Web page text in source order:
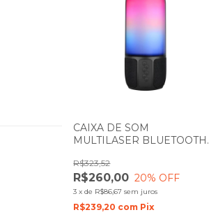
CAIXA DE SOM
MULTILASER BLUETOOTH
SP349
R$260,00
R$323,52
20% OFF
3 xde R$86,67 sem juros
R$239,20 com Pix